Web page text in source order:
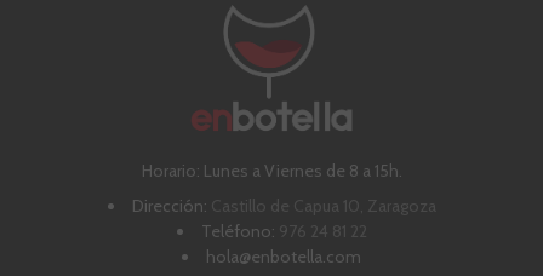
Horario: Lunes a Viernes de 8 a 15h.
Dirección: Castillo de Capua 10, Zaragoza
Teléfono: 976 24 81 22
hola@enbotella.com